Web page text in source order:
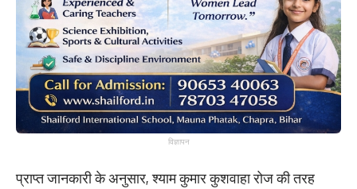
विज्ञापन
प्राप्त जानकारी के अनुसार, श्याम कुमार कुशवाहा रोज की तरह